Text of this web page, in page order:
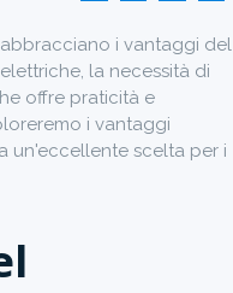
i vantaggi del
la necessità di
offre praticità e
i vantaggi
un'eccellente scelta per i